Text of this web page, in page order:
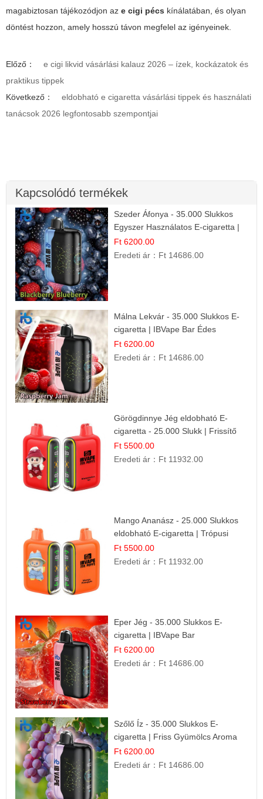
magabiztosan tájékozódjon az e cigi pécs kínálatában, és olyan
döntést hozzon, amely hosszú távon megfelel az igényeinek.
Előző：
e cigi likvid vásárlási kalauz 2026 – ízek, kockázatok és
praktikus tippek
Következő：
eldobható e cigaretta vásárlási tippek és használati
tanácsok 2026 legfontosabb szempontjai
Kapcsolódó termékek
Szeder Áfonya - 35.000 Slukkos
Egyszer Használatos E-cigaretta |
Prémium Ízélmény
Ft 6200.00
Eredeti ár： Ft 14686.00
Málna Lekvár - 35.000 Slukkos E-
cigaretta | IBVape Bar Édes
Gyümölcs Íz
Ft 6200.00
Eredeti ár： Ft 14686.00
Görögdinnye Jég eldobható E-
cigaretta - 25.000 Slukk | Frissítő
Nyári Íz
Ft 5500.00
Eredeti ár： Ft 11932.00
Mango Ananász - 25.000 Slukkos
eldobható E-cigaretta | Trópusi
Ízélmény
Ft 5500.00
Eredeti ár： Ft 11932.00
Eper Jég - 35.000 Slukkos E-
cigaretta | IBVape Bar
Ft 6200.00
Eredeti ár： Ft 14686.00
Szőlő Íz - 35.000 Slukkos E-
cigaretta | Friss Gyümölcs Aroma
Ft 6200.00
Eredeti ár： Ft 14686.00